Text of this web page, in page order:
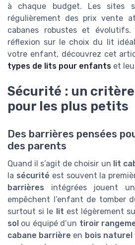
à chaque budget. Les sites
régulièrement des prix vente
cabanes robustes et
réflexion sur le choix du lit
votre enfant, découvrez cet
types de lits pour enfants et
Sécurité : un
pour les plus petits
Des barrières pensées
des parents
Quand il s’agit de choisir un lit
la sécurité est souvent la
barrières intégrées jouent
empêchent l’enfant de tomber
surtout si le lit est légèrement
sol ou équipé d’un tiroir
cabane barrière en bois naturel